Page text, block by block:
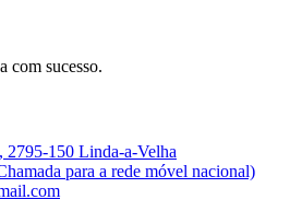
com sucesso.
2795-150 Linda-a-Velha
para a rede móvel nacional)